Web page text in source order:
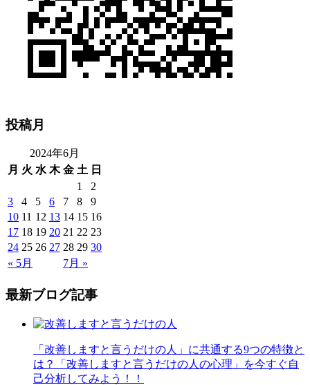
投稿月
2024年6月
月 火 水 木 金 土 日
« 5月 7月 »
1
2
3
4 5 6 7 8
9
10 11 12 13 14 15 16
17 18 19 20 21 22 23
24 25 26 27 28 29 30
最新ブログ記事
「改善しますと言うだけの人」に共通する9つの特徴と
は？「改善しますと言うだけの人の心理」を今すぐ自
己分析してみよう！！